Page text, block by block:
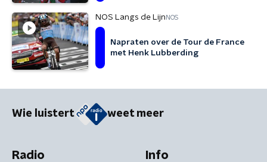
NOS Langs de Lijn NOS
Napraten over de Tour de France
met Henk Lubberding
Wie luistert weet meer
Radio Info